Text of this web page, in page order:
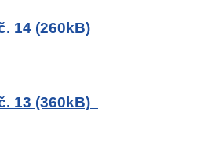
14 (260kB)
13 (360kB)